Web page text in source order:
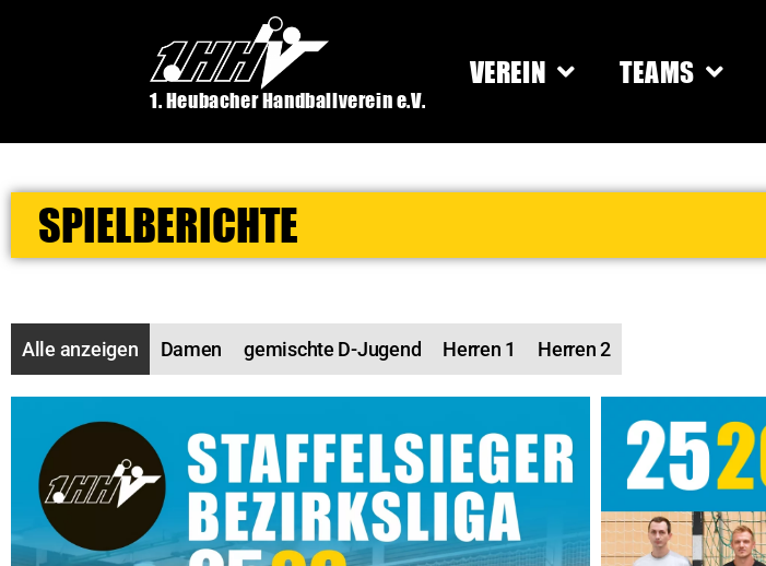
1. Heubacher Handballverein e.V.
VEREIN TEAMS
SPIELBERICHTE
Alle anzeigen Damen gemischte D-Jugend Herren 1 Herren 2